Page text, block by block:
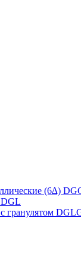
(6∆)
DGL
гранулятом